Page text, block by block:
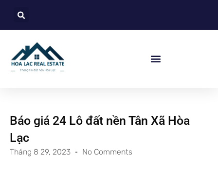
Báo giá 24 Lô đất nền Tân Xã Hòa
Lạc
Tháng 8 29, 2023 No Comments